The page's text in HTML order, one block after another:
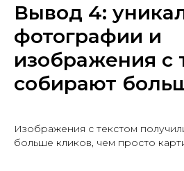
Вывод 4:
фотографии и
изображения с
собирают
Изображения с текстом
больше кликов, чем просто